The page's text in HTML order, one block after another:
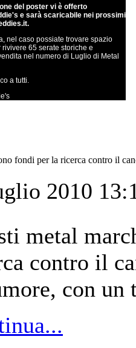
del poster vi è offerto
e sarà scaricabile nei prossimi
nel caso possiate trovare spazio
65 serate storiche e
nel numero di Luglio di Metal
a tutti.
fondi per la ricerca contro il
2010
metal
contro il
con un